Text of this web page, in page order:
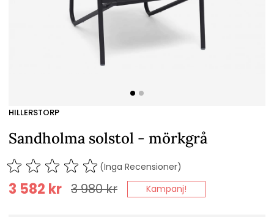
HILLERSTORP
Sandholma solstol - mörkgrå
(Inga Recensioner)
3 980kr
3 582 kr Kampanj!